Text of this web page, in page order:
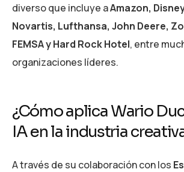
diverso que incluye aAmazon,
Novartis, Lufthansa, John Deere,
FEMSA y Hard Rock Hotel, entre
organizaciones líderes.
¿Cómo aplica Wario
IA en la industria
A través de su colaboración con los